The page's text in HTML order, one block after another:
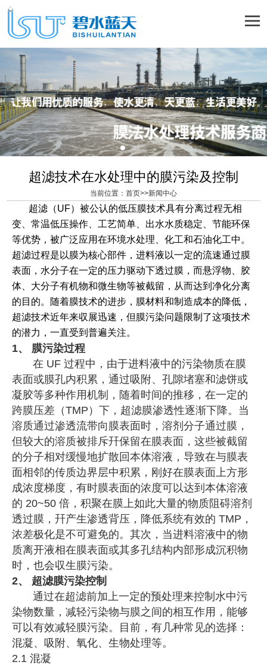
超滤技术在水处理中的膜污染及控制
当前位置： 首页>>新闻中心
超滤（UF）被公认的低压膜技术具有分离过程无相
变、常温低压操作、工艺简单、出水水质稳定、节能环保
等优势，被广泛应用在环境水处理、化工和石油化工中。
超滤过程是以膜为核心部件，进料液以一定的流速通过膜
表面，水分子在一定的压力驱动下透过膜，而悬浮物、胶
体、大分子有机物和微生物等被截留，从而达到净化分离
的目的。随着膜技术的进步，膜材料和制造成本的降低，
超滤技术近年来収展迅速，但膜污染问题限制了这项技术
的潜力，一直受到普遍关注。
1、
膜污染过程
在 UF 过程中，由于进料液中的污染物质在膜
表面或膜孔内积累，通过吸附、孔隙堵塞和滤饼或
凝胶等多种作用机制，随着时间的推移，在一定的
跨膜压差（TMP）下，超滤膜渗透性逐渐下降。当
溶质通过渗透流带向膜表面时，溶剂分子通过膜，
但较大的溶质被排斥幵保留在膜表面，这些被截留
的分子相对缓慢地扩散回本体溶液，导致在与膜表
面相邻的传质边界层中积累，刚好在膜表面上方形
成浓度梯度，有时膜表面的浓度可以达到本体溶液
的 20~50 倍，积聚在膜上如此大量的物质阻碍溶剂
透过膜，幵产生渗透背压，降低系统有效的 TMP，
浓差极化是不可避免的。其次，当进料溶液中的物
质离开液相在膜表面或其多孔结构内部形成沉积物
时，也会収生膜污染。
2、 超滤膜污染控制
通过在超滤前加上一定的预处理来控制水中污
染物数量，减轻污染物与膜之间的相互作用，能够
可以有效减轻膜污染。目前，有几种常见的选择：
混凝、吸附、氧化、生物处理等。
2.1 混凝